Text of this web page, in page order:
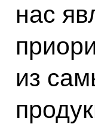
нас
из